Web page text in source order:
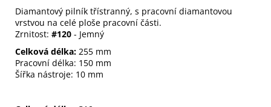
Diamantový pilník třístranný, s pracovní diamantovou
vrstvou na celé ploše pracovní části.
Zrnitost: #120 - Jemný
Celková délka: 255 mm
Pracovní délka: 150 mm
Šířka nástroje: 10 mm